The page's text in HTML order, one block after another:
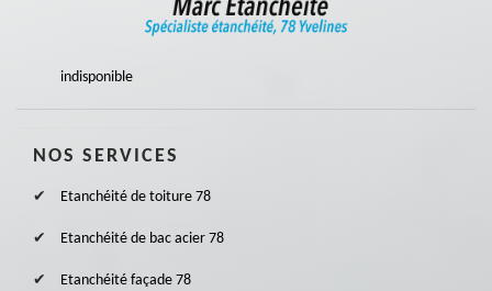
indisponible
NOS SERVICES
Etanchéité de toiture 78
Etanchéité de bac acier 78
Etanchéité façade 78